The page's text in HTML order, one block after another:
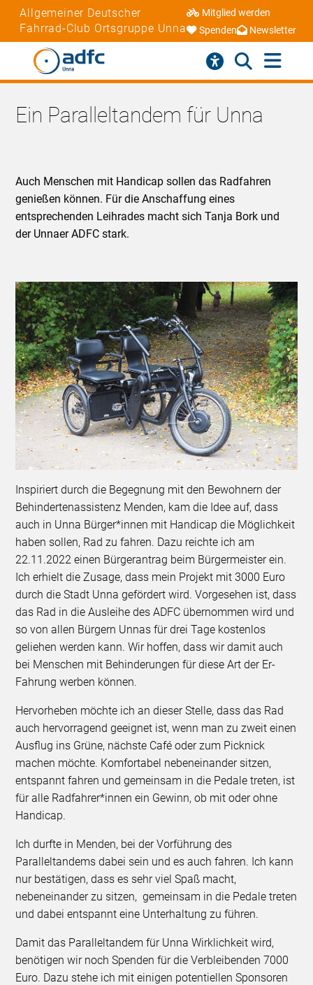
Allgemeiner Deutscher
Fahrrad-Club Ortsgruppe Unna
Mitglied werden
Spenden
Newsletter
Ein Paralleltandem für Unna
Auch Menschen mit Handicap sollen das Radfahren
genießen können. Für die Anschaffung eines
entsprechenden Leihrades macht sich Tanja Bork und
der Unnaer ADFC stark.
Inspiriert durch die Begegnung mit den Bewohnern der
Behindertenassistenz Menden, kam die Idee auf, dass
auch in Unna Bürger*innen mit Handicap die Möglichkeit
haben sollen, Rad zu fahren. Dazu reichte ich am
22.11.2022 einen Bürgerantrag beim Bürgermeister ein.
Ich erhielt die Zusage, dass mein Projekt mit 3000 Euro
durch die Stadt Unna gefördert wird. Vorgesehen ist, dass
das Rad in die Ausleihe des ADFC übernommen wird und
so von allen Bürgern Unnas für drei Tage kostenlos
geliehen werden kann. Wir hoffen, dass wir damit auch
bei Menschen mit Behinderungen für diese Art der Er-
Fahrung werben können.
Hervorheben möchte ich an dieser Stelle, dass das Rad
auch hervorragend geeignet ist, wenn man zu zweit einen
Ausflug ins Grüne, nächste Café oder zum Picknick
machen möchte. Komfortabel nebeneinander sitzen,
entspannt fahren und gemeinsam in die Pedale treten, ist
für alle Radfahrer*innen ein Gewinn, ob mit oder ohne
Handicap.
Ich durfte in Menden, bei der Vorführung des
Paralleltandems dabei sein und es auch fahren. Ich kann
nur bestätigen, dass es sehr viel Spaß macht,
nebeneinander zu sitzen, gemeinsam in die Pedale treten
und dabei entspannt eine Unterhaltung zu führen.
Damit das Paralleltandem für Unna Wirklichkeit wird,
benötigen wir noch Spenden für die Verbleibenden 7000
Euro. Dazu stehe ich mit einigen potentiellen Sponsoren